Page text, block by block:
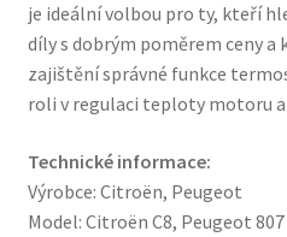
je ideální volbou pro ty, kteří
díly s dobrým poměrem ceny a
zajištění správné funkce
roli v regulaci teploty motoru
Technické informace:
Výrobce: Citroën, Peugeot
Model: Citroën C8, Peugeot 807